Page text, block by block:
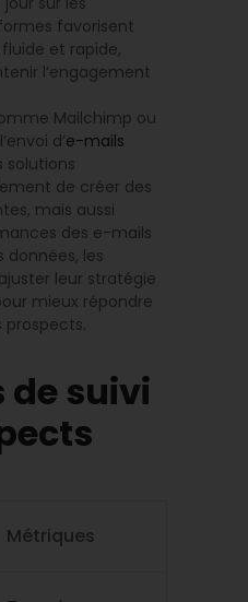
favorisent
et rapide,
l’engagement
Mailchimp ou
d’e-mails
solutions
de créer des
mais aussi
des e-mails
données, les
leur stratégie
mieux répondre
prospects.
de suivi
Métriques